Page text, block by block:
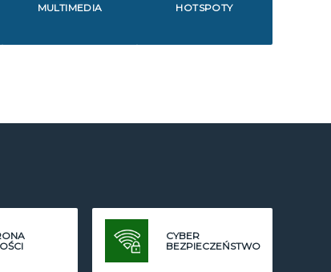
MULTIMEDIA HOTSPOTY
CYBER
BEZPIECZEŃSTWO